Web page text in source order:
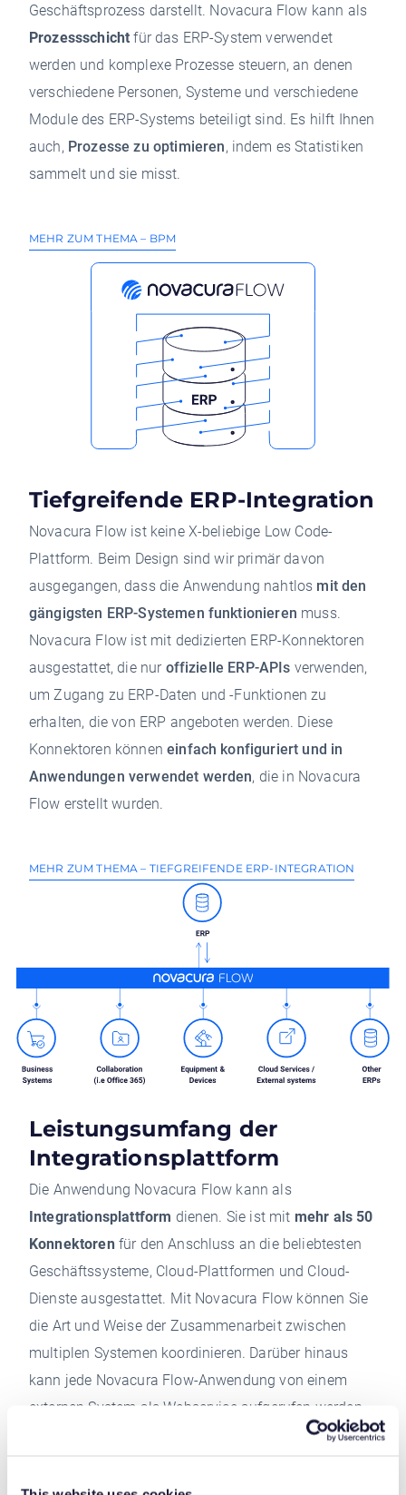
Geschäftsprozess darstellt. Novacura Flow kann als
Prozessschicht für das ERP-System verwendet
werden und komplexe Prozesse steuern, an denen
verschiedene Personen, Systeme und verschiedene
Module des ERP-Systems beteiligt sind. Es hilft Ihnen
auch, Prozesse zu optimieren, indem es Statistiken
sammelt und sie misst.
MEHR ZUM THEMA – BPM
Tiefgreifende ERP-Integration
Novacura Flow ist keine X-beliebige Low Code-
Plattform. Beim Design sind wir primär davon
ausgegangen, dass die Anwendung nahtlos mit den
gängigsten ERP-Systemen funktionieren muss.
Novacura Flow ist mit dedizierten ERP-Konnektoren
ausgestattet, die nur offizielle ERP-APIs verwenden,
um Zugang zu ERP-Daten und -Funktionen zu
erhalten, die von ERP angeboten werden. Diese
Konnektoren könneneinfach konfiguriert und in
Anwendungen verwendet werden, die in Novacura
Flow erstellt wurden.
MEHR ZUM THEMA – TIEFGREIFENDE ERP-INTEGRATION
Leistungsumfang der
Integrationsplattform
Die Anwendung Novacura Flow kann als
Integrationsplattform dienen. Sie ist mit mehr als 50
Konnektoren für den Anschluss an die beliebtesten
Geschäftssysteme, Cloud-Plattformen und Cloud-
Dienste ausgestattet. Mit Novacura Flow können Sie
die Art und Weise der Zusammenarbeit zwischen
multiplen Systemen koordinieren. Darüber hinaus
kann jede Novacura Flow-Anwendung von einem
externen System als Webservice aufgerufen werden -
fungieren.